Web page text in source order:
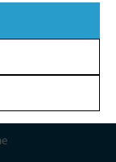
na tlačítko
Porozumění
údajů z